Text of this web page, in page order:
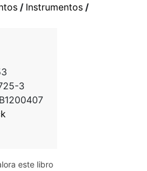
/ Instrumentos /
3
este libro